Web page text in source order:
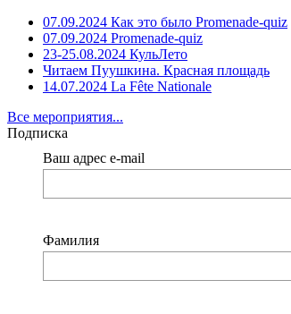
07.09.2024 Как это было Promenade-quiz
07.09.2024 Promenade-quiz
23-25.08.2024 КульЛето
Читаем Пуушкина. Красная площадь
14.07.2024 La Fête Nationale
Все мероприятия...
Подписка
Ваш адрес e-mail
Фамилия